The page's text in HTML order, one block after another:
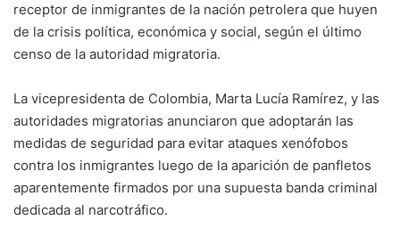
receptor de inmigrantes de la nación petrolera que huyen
de la crisis política, económica y social, según el último
censo de la autoridad migratoria.
La vicepresidenta de Colombia, Marta Lucía Ramírez, y las
autoridades migratorias anunciaron que adoptarán las
medidas de seguridad para evitar ataques xenófobos
contra los inmigrantes luego de la aparición de panfletos
aparentemente firmados por una supuesta banda criminal
dedicada al narcotráfico.